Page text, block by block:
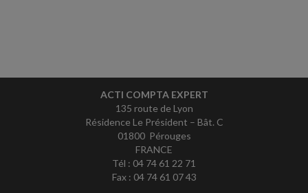
ACTI COMPTA EXPERT
135 route de Lyon
Résidence Le Président – Bât. C
01800 Pérouges
FRANCE
Tél : 04 74 61 22 71
Fax : 04 74 61 07 43